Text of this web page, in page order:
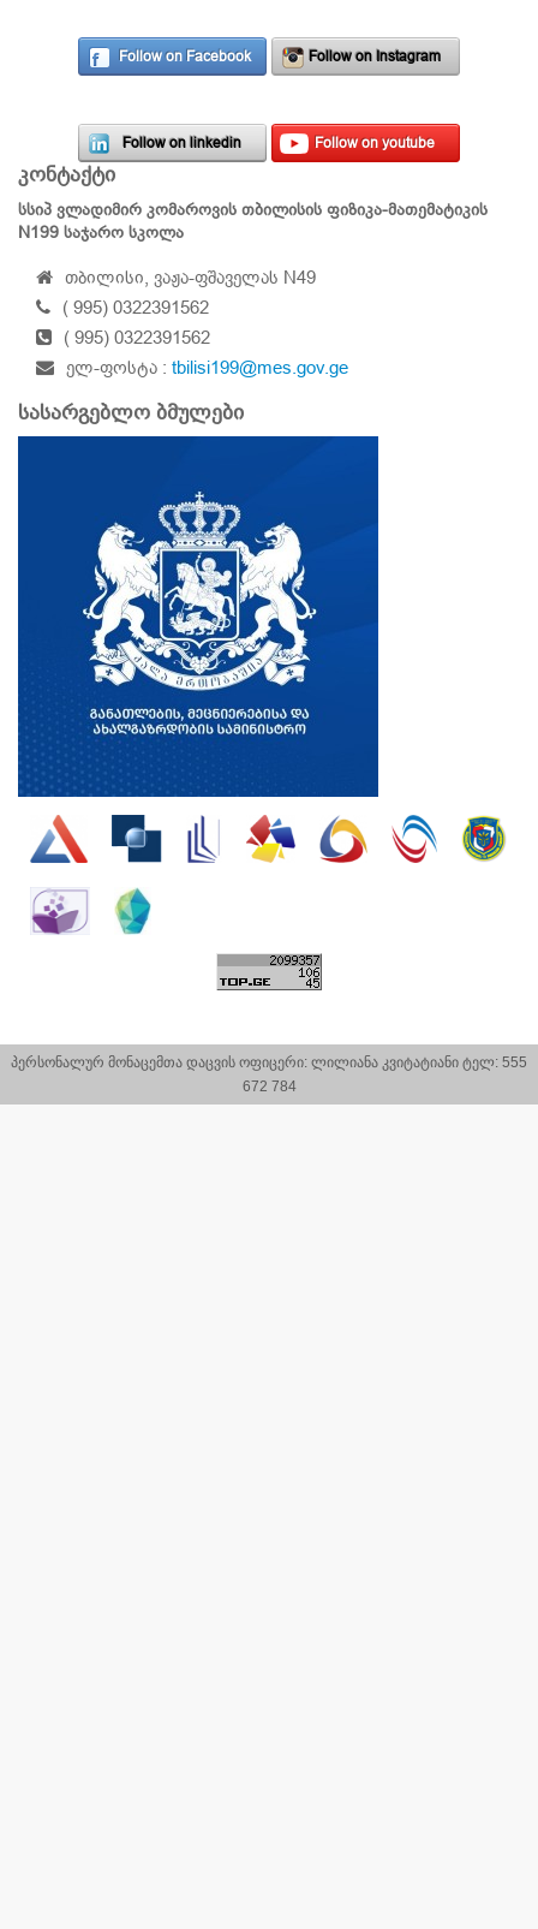
Follow on Facebook Follow on Instagram
Follow on linkedin Follow on youtube
კონტაქტი
სსიპ ვლადიმირ კომაროვის თბილისის ფიზიკა-მათემატიკის
N199 საჯარო სკოლა
თბილისი, ვაჟა-ფშაველას N49
( 995) 0322391562
( 995) 0322391562
ელ-ფოსტა : tbilisi199@mes.gov.ge
სასარგებლო ბმულები
პერსონალურ მონაცემთა დაცვის ოფიცერი: ლილიანა კვიტატიანი ტელ: 555
672 784